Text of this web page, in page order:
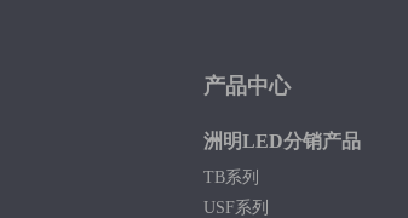
产品中心
洲明LED分销产品
TB系列
USF系列